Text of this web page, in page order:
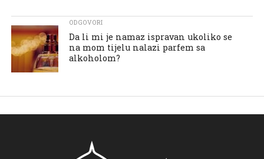
ODGOVORI
Da li mi je namaz ispravan ukoliko se
na mom tijelu nalazi parfem sa
alkoholom?